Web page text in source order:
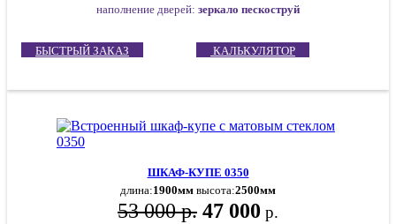
наполнение дверей: зеркало пескоструй
БЫСТРЫЙ ЗАКАЗ КАЛЬКУЛЯТОР
ШКАФ-КУПЕ 0350
длина:1900мм высота:2500мм
53 000 р. 47 000 р.